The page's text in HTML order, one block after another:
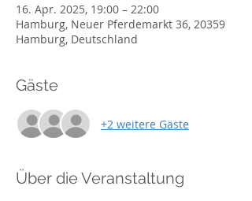
16. Apr. 2025, 19:00 – 22:00
Hamburg, Neuer Pferdemarkt 36, 20359
Hamburg, Deutschland
Gäste
+2 weitere Gäste
Über die Veranstaltung